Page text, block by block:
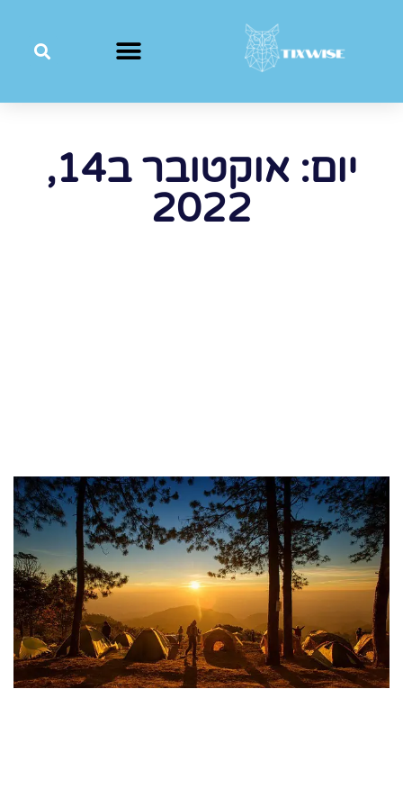
יום: אוקטובר ב14,
2022